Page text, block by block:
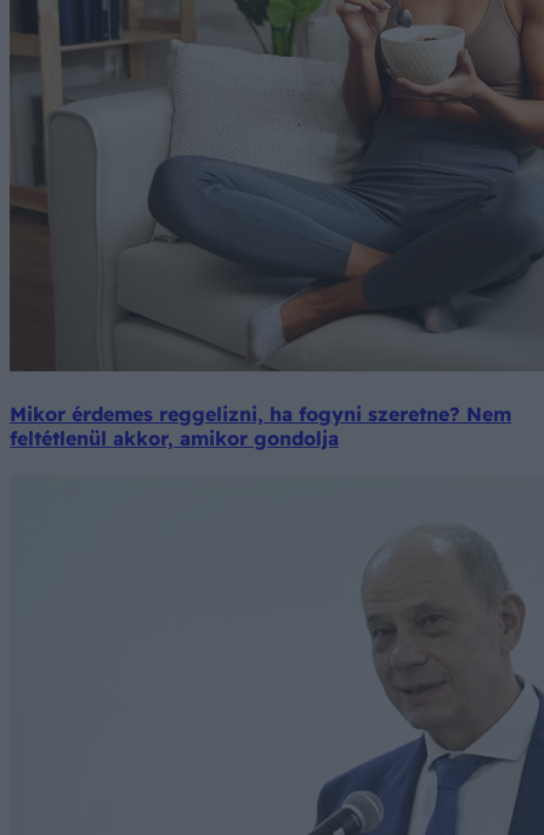
Mikor érdemes reggelizni, ha fogyni szeretne? Nem
feltétlenül akkor, amikor gondolja